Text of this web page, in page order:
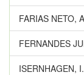
FARIAS NETO,
FERNANDES
ISERNHAGEN, I.